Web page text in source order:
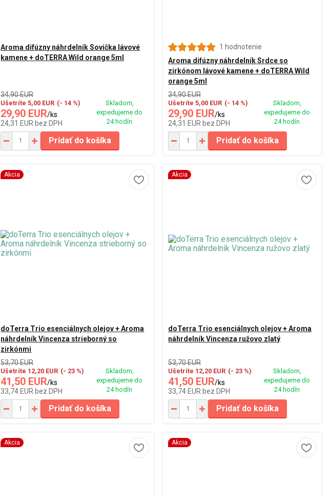
Aroma difúzny náhrdelník Sovička lávové
kamene + doTERRA Wild orange 5ml
34,90 EUR
Ušetríte 5,00 EUR (- 14 %)
29,90 EUR/ks
24,31 EURbez DPH
Skladom,
expedujeme do
24 hodín
Pridať do košíka
1 hodnotenie
Aroma difúzny náhrdelník Srdce so
zirkónom lávové kamene + doTERRA Wild
orange 5ml
34,90 EUR
Ušetríte 5,00 EUR (- 14 %)
29,90 EUR/ks
24,31 EURbez DPH
Skladom,
expedujeme do
24 hodín
Pridať do košíka
Akcia
doTerra Trio esenciálnych olejov + Aroma
náhrdelník Vincenza strieborný so
zirkónmi
53,70 EUR
Ušetríte 12,20 EUR (- 23 %)
41,50 EUR/ks
33,74 EURbez DPH
Skladom,
expedujeme do
24 hodín
Pridať do košíka
Akcia
doTerra Trio esenciálnych olejov + Aroma
náhrdelník Vincenza ružovo zlatý
53,70 EUR
Ušetríte 12,20 EUR (- 23 %)
41,50 EUR/ks
33,74 EURbez DPH
Skladom,
expedujeme do
24 hodín
Pridať do košíka
Akcia Akcia